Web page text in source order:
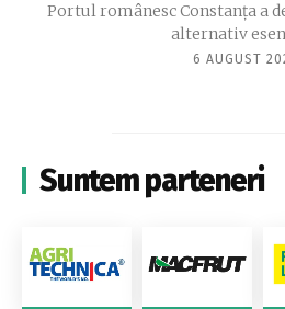
Portul românesc Constanța a
alternativ
6 AUGUST
Suntem parteneri